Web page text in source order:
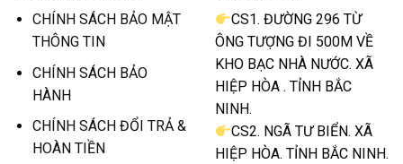
CHÍNH SÁCH BẢO MẬT
THÔNG TIN
CHÍNH SÁCH BẢO
HÀNH
CHÍNH SÁCH ĐỔI TRẢ &
HOÀN TIỀN
CS1. ĐƯỜNG 296 TỪ
ÔNG TƯỢNG ĐI 500M VỀ
KHO BẠC NHÀ NƯỚC. XÃ
HIỆP HÒA . TỈNH BẮC
NINH.
CS2. NGÃ TƯ BIỂN. XÃ
HIỆP HÒA. TỈNH BẮC NINH.